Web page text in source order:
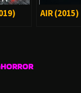
AIR (2015)